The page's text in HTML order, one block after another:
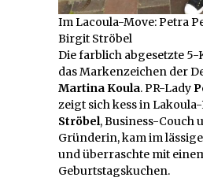
Im Lacoula-Move: Petra
Birgit Ströbel
Die farblich abgesetzte 5-
das Markenzeichen der
Martina Koula. PR-Lady
zeigt sich kess in Lakoula-
Ströbel, Business-Couch
Gründerin, kam im
und überraschte mit
Geburtstagskuchen.